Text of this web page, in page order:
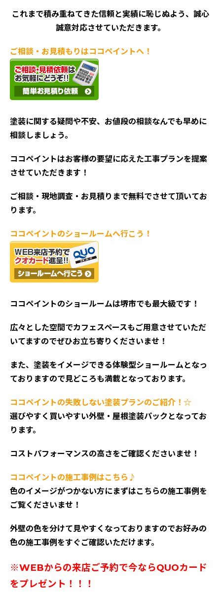
これまで積み重ねてきた信頼と実績に恥じぬよう、誠心
誠意対応させていただきます。
ご相談・お見積もりはココペイントへ！
塗装に関する疑問や不安、お値段の相談なんでも早めに
相談しましょう。
ココペイントはお客様の要望に応えた工事プランを提案
させていただきます！
ご相談・現地調査・お見積りまで無料でさせて頂いてお
ります。
ココペイントのショールームへ行こう！
ココペイントのショールームは堺市でも最大級です！
広々とした空間でカフェスペースもご用意させていただ
いてますのでぜひお立ち寄りくださいませ！
また、塗装をイメージできる体験型ショールームとなっ
ておりますので見どころも満載となっております。
ココペイントの失敗しない塗装プランのご紹介！☆
選びやすく買いやすい外壁・屋根塗装パックとなってお
ります。
コストパフォーマンスの高さをご確認くださいませ！
ココペイントの施工事例はこちら♪
色のイメージがつかない方にまずはこちらの施工事例を
ご覧くださいませ！
外壁の色を分けて見やすくなっておりますのでお好みの
色の施工事例をすぐご確認いただけます。
※WEBからの来店ご予約で今ならQUOカード
をプレゼント！！！